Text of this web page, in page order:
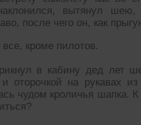
вытянул
после чего он, как
кроме пилотов.
в кабину дед лет
и оторочкой на рукавах
чудом кроличья шапка.